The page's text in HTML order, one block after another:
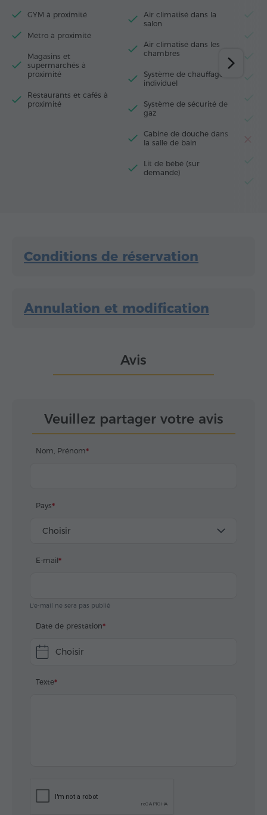
GYM à proximité
Métro à proximité
Magasins et
supermarchés à
proximité
Restaurants et cafés à
proximité
Air climatisé dans la
salon
Air climatisé dans les
chambres
Système de chauffage
individuel
Système de sécurité de
gaz
Cabine de douche dans
la salle de bain
Lit de bébé (sur
demande)
Conditions de réservation
Annulation et modification
Avis
Veuillez partager votre avis
Nom, Prénom
Pays
Choisir
E-mail
L'e-mail ne sera pas publié
Date de prestation
Choisir
Texte